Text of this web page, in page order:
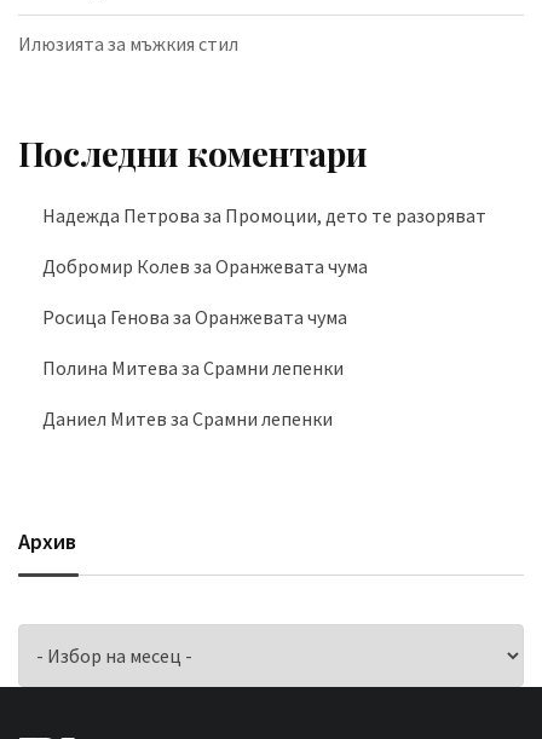
Илюзията за мъжкия стил
Последни коментари
Надежда Петрова за Промоции, дето те разоряват
Добромир Колев за Оранжевата чума
Росица Генова за Оранжевата чума
Полина Митева за Срамни лепенки
Даниел Митев за Срамни лепенки
Архив
Архив